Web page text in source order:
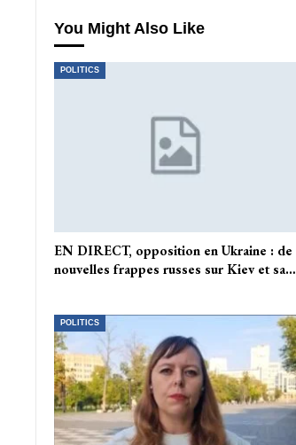
You Might Also Like
POLITICS
EN DIRECT, opposition en Ukraine : de
nouvelles frappes russes sur Kiev et sa…
POLITICS